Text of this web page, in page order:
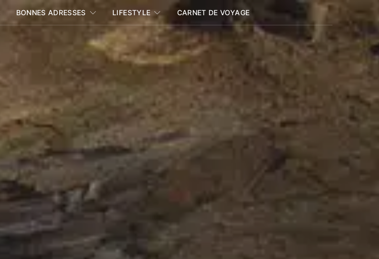
BONNES ADRESSES LIFESTYLE CARNET DE VOYAGE